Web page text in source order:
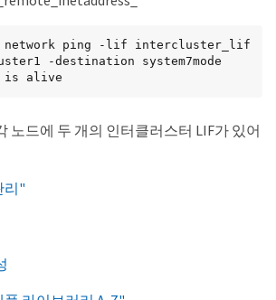
network ping -lif intercluster_lif
-destination system7mode
is alive
노드에 두 개의 인터클러스터 LIF가 있어
리"